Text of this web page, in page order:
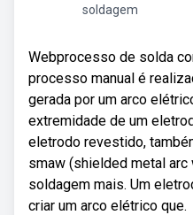
soldagem
Webprocesso de solda
processo manual é
gerada por um arco
extremidade de um
eletrodo revestido,
smaw (shielded metal
soldagem mais. Um
criar um arco elétrico que.